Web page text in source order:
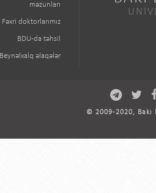
məzunları
Fəxri doktorlarımız
BDU-da təhsil
Beynəlxalq əlaqələr
© 2009-2020,